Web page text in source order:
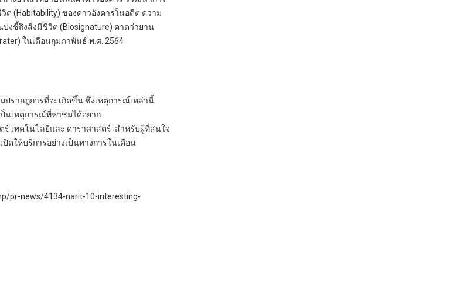
ต (Habitability) ของดาวอังคารในอดีต ความ
งชี้ถึงสิ่งมีชีวิต (Biosignature) คาดว่ายาน
ในเดือนกุมภาพันธ์ พ.ศ. 2564
รากฎการที่จะเกิดขึ้น ซึ่งเหตุการณ์เหล่านี้
นเหตุการณ์ที่หาชมได้อยาก
ร์ เทคโนโลยีและ ดาราศาสตร์ สำหรับผู้ที่สนใจ
ให้บริการอย่างเป็นทางการในเดือน
pr-news/4134-narit-10-interesting-